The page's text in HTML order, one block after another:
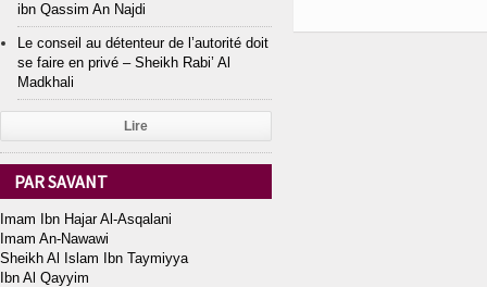
ibn Qassim An Najdi
Le conseil au détenteur de l’autorité doit
se faire en privé – Sheikh Rabi’ Al
Madkhali
Lire
PAR SAVANT
Imam Ibn Hajar Al-Asqalani
Imam An-Nawawi
Sheikh Al Islam Ibn Taymiyya
Ibn Al Qayyim